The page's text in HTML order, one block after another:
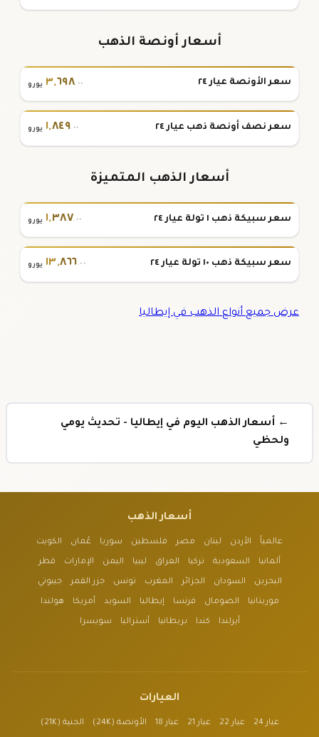
أسعار أونصة الذهب
سعر الأونصة عيار ٢٤ ٣,٦٩٨.٠٠ يورو
سعر نصف أونصة ذهب عيار ٢٤ ١,٨٤٩.٠٠ يورو
أسعار الذهب المتميزة
سعر سبيكة ذهب ١ تولة عيار ٢٤ ١,٣٨٧.٠٠ يورو
سعر سبيكة ذهب ١٠ تولة عيار ٢٤ ١٣,٨٦٦.٠٠ يورو
عرض جميع أنواع الذهب في إيطاليا
← أسعار الذهب اليوم في إيطاليا - تحديث يومي
ولحظي
أسعار الذهب
عالمياً الأردن لبنان مصر فلسطين سوريا عُمان الكويت
ألمانيا السعودية تركيا العراق ليبيا اليمن الإمارات قطر
البحرين السودان الجزائر المغرب تونس جزر القمر جيبوتي
موريتانيا الصومال فرنسا إيطاليا السويد أمريكا هولندا
أيرلندا كندا بريطانيا أستراليا سويسرا
العيارات
عيار 24 عيار 22 عيار 21 عيار 18 الأونصة (24K) الجنية (21K)